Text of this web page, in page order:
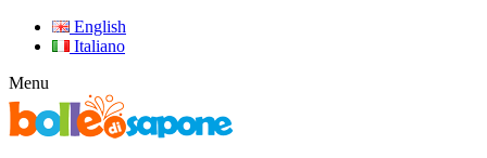
English
Italiano
Menu